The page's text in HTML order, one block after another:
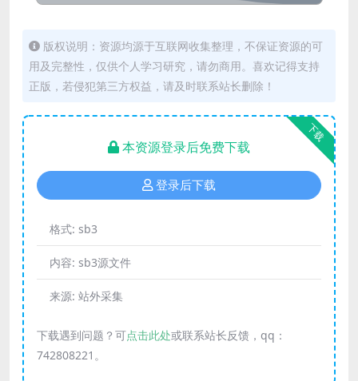
版权说明：资源均源于互联网收集整理，不保证资源的可
用及完整性，仅供个人学习研究，请勿商用。喜欢记得支持
正版，若侵犯第三方权益，请及时联系站长删除！
下载
本资源登录后免费下载
登录后下载
格式: sb3
内容: sb3源文件
来源: 站外采集
下载遇到问题？可点击此处或联系站长反馈，qq：
742808221。